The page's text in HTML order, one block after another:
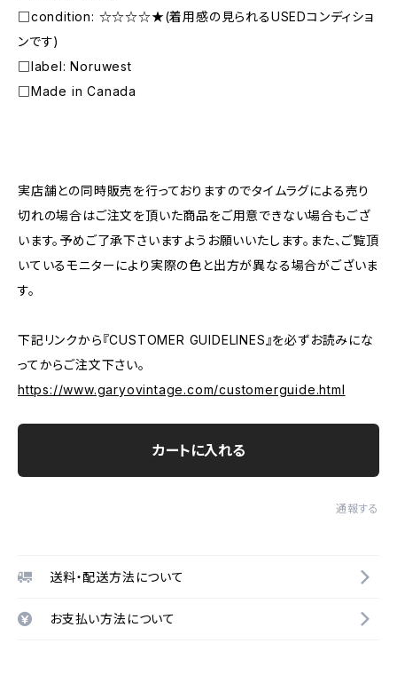
□condition: ☆☆☆☆★(着用感の見られるUSEDコンディショ
ンです)
□label: Noruwest
□Made in Canada
実店舗との同時販売を行っておりますのでタイムラグによる売り
切れの場合はご注文を頂いた商品をご用意できない場合もござ
います。予めご了承下さいますようお願いいたします。また、ご覧頂
いているモニターにより実際の色と出方が異なる場合がございま
す。
下記リンクから『CUSTOMER GUIDELINES』を必ずお読みにな
ってからご注文下さい。
https://www.garyovintage.com/customerguide.html
カートに入れる
通報する
送料・配送方法について
お支払い方法について